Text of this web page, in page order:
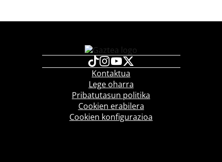
Kontaktua
Lege oharra
Pribatutasun politika
Cookien erabilera
Cookien konfigurazioa